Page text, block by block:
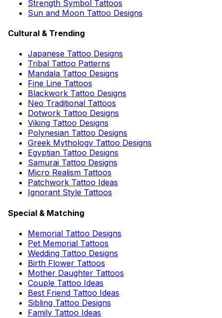
Strength Symbol Tattoos
Sun and Moon Tattoo Designs
Cultural & Trending
Japanese Tattoo Designs
Tribal Tattoo Patterns
Mandala Tattoo Designs
Fine Line Tattoos
Blackwork Tattoo Designs
Neo Traditional Tattoos
Dotwork Tattoo Designs
Viking Tattoo Designs
Polynesian Tattoo Designs
Greek Mythology Tattoo Designs
Egyptian Tattoo Designs
Samurai Tattoo Designs
Micro Realism Tattoos
Patchwork Tattoo Ideas
Ignorant Style Tattoos
Special & Matching
Memorial Tattoo Designs
Pet Memorial Tattoos
Wedding Tattoo Designs
Birth Flower Tattoos
Mother Daughter Tattoos
Couple Tattoo Ideas
Best Friend Tattoo Ideas
Sibling Tattoo Designs
Family Tattoo Ideas